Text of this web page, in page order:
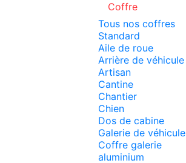
Coffre
Tous nos coffres
Standard
Aile de roue
Arrière de véhicule
Artisan
Cantine
Chantier
Chien
Dos de cabine
Galerie de véhicule
Coffre galerie
aluminium